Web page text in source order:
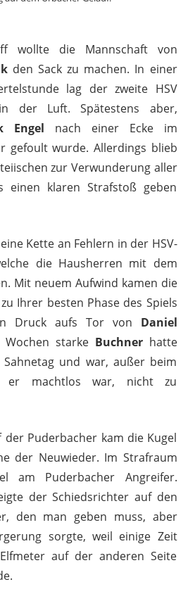
wollte die Mannschaft von
den Sack zu machen. In einer
lag der zweite HSV
der Luft. Spätestens aber,
Engel nach einer Ecke im
gefoult wurde. Allerdings blieb
zur Verwunderung aller
einen klaren Strafstoß geben
Kette an Fehlern in der HSV-
die Hausherren mit dem
Mit neuem Aufwind kamen die
Ihrer besten Phase des Spiels
Druck aufs Tor von Daniel
starke Buchnerhatte
und war, außer beim
er machtlos war, nicht zu
der Puderbacher kam die Kugel
der Neuwieder. Im Strafraum
am Puderbacher Angreifer.
der Schiedsrichter auf den
den man geben muss, aber
sorgte, weil einige Zeit
auf der anderen Seite